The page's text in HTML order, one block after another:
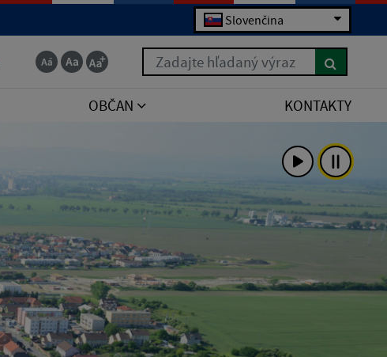
Slovenčina
Zadajte hľadaný výraz
OBČAN KONTAKTY